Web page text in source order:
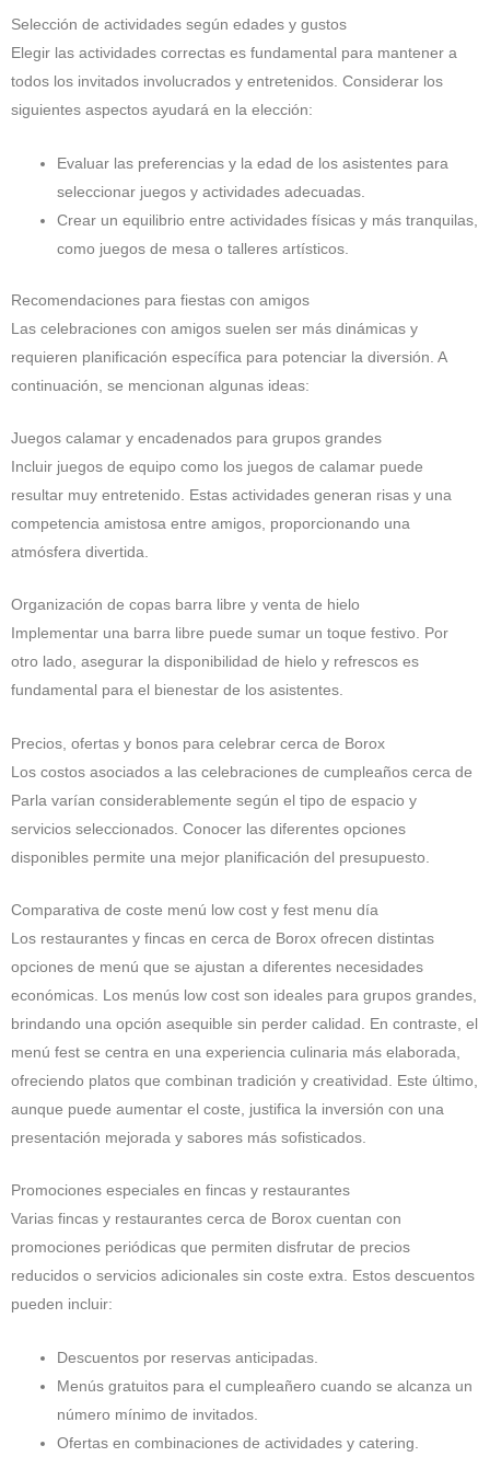
Selección de actividades según edades y gustos
Elegir las actividades correctas es fundamental para mantener a
todos los invitados involucrados y entretenidos. Considerar los
siguientes aspectos ayudará en la elección:
Evaluar las preferencias y la edad de los asistentes para
seleccionar juegos y actividades adecuadas.
Crear un equilibrio entre actividades físicas y más tranquilas,
como juegos de mesa o talleres artísticos.
Recomendaciones para fiestas con amigos
Las celebraciones con amigos suelen ser más dinámicas y
requieren planificación específica para potenciar la diversión. A
continuación, se mencionan algunas ideas:
Juegos calamar y encadenados para grupos grandes
Incluir juegos de equipo como los juegos de calamar puede
resultar muy entretenido. Estas actividades generan risas y una
competencia amistosa entre amigos, proporcionando una
atmósfera divertida.
Organización de copas barra libre y venta de hielo
Implementar una barra libre puede sumar un toque festivo. Por
otro lado, asegurar la disponibilidad de hielo y refrescos es
fundamental para el bienestar de los asistentes.
Precios, ofertas y bonos para celebrar cerca de Borox
Los costos asociados a las celebraciones de cumpleaños cerca de
Parla varían considerablemente según el tipo de espacio y
servicios seleccionados. Conocer las diferentes opciones
disponibles permite una mejor planificación del presupuesto.
Comparativa de coste menú low cost y fest menu día
Los restaurantes y fincas en cerca de Borox ofrecen distintas
opciones de menú que se ajustan a diferentes necesidades
económicas. Los menús low cost son ideales para grupos grandes,
brindando una opción asequible sin perder calidad. En contraste, el
menú fest se centra en una experiencia culinaria más elaborada,
ofreciendo platos que combinan tradición y creatividad. Este último,
aunque puede aumentar el coste, justifica la inversión con una
presentación mejorada y sabores más sofisticados.
Promociones especiales en fincas y restaurantes
Varias fincas y restaurantes cerca de Borox cuentan con
promociones periódicas que permiten disfrutar de precios
reducidos o servicios adicionales sin coste extra. Estos descuentos
pueden incluir:
Descuentos por reservas anticipadas.
Menús gratuitos para el cumpleañero cuando se alcanza un
número mínimo de invitados.
Ofertas en combinaciones de actividades y catering.